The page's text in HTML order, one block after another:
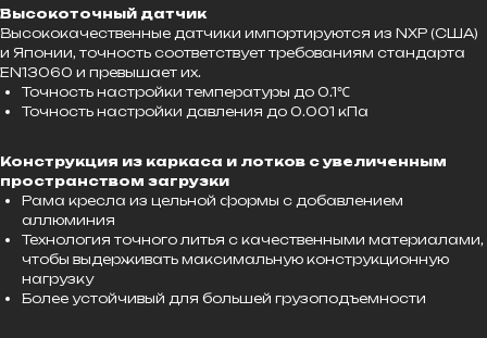
Высокоточный датчик
Высококачественные датчики импортируются из NXP (США)
и Японии, точность соответствует требованиям стандарта
EN13060 и превышает их.
Точность настройки температуры до 0.1℃
Точность настройки давления до 0.001 кПа
Конструкция из каркаса и лотков с увеличенным
пространством загрузки
Рама кресла из цельной формы с добавлением
аллюминия
Технология точного литья с качественными материалами,
чтобы выдерживать максимальную конструкционную
нагрузку
Более устойчивый для большей грузоподъемности